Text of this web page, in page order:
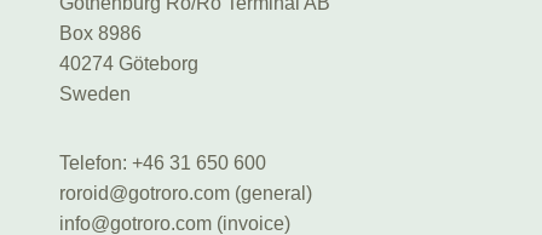
Box 8986
40274 Göteborg
Sweden
Telefon: +46 31 650 600
roroid@gotroro.com (general)
info@gotroro.com (invoice)